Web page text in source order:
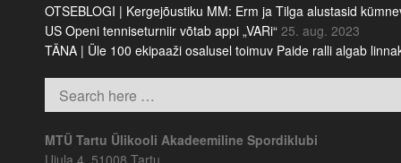
OTSEBLOGI | Kergejõustiku MM: Erm ja Tilga alustasid
US Openi tenniseturniir võtab appi „VARi“ 25. aug. 2023
TÄNA | Üle 100 ekipaaži osalusel toimuv Paide ralli algab
MTÜ Tartu Ülikooli Akadeemiline Spordiklubi